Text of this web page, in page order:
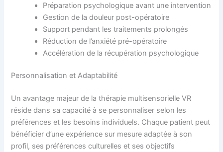
Préparation psychologique avant une intervention
Gestion de la douleur post-opératoire
Support pendant les traitements prolongés
Réduction de l’anxiété pré-opératoire
Accélération de la récupération psychologique
Personnalisation et Adaptabilité
Un avantage majeur de la thérapie multisensorielle VR
réside dans sa capacité à se personnaliser selon les
préférences et les besoins individuels. Chaque patient peut
bénéficier d’une expérience sur mesure adaptée à son
profil, ses préférences culturelles et ses objectifs